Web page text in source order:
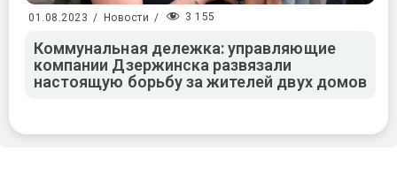
01.08.2023 / Новости / 3 155
Коммунальная дележка: управляющие
компании Дзержинска развязали
настоящую борьбу за жителей двух домов